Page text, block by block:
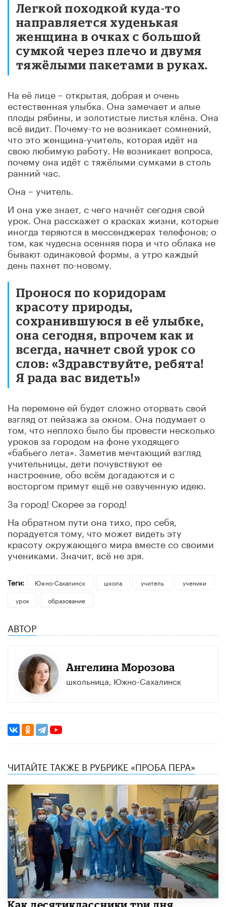
Легкой походкой куда-то
направляется худенькая
женщина в очках с большой
сумкой через плечо и двумя
тяжёлыми пакетами в руках.
На её лице – открытая, добрая и очень
естественная улыбка. Она замечает и алые
плоды рябины, и золотистые листья клёна. Она
всё видит. Почему-то не возникает сомнений,
что это женщина-учитель, которая идёт на
свою любимую работу. Не возникает вопроса,
почему она идёт с тяжёлыми сумками в столь
ранний час.
Она – учитель.
И она уже знает, с чего начнёт сегодня свой
урок. Она расскажет о красках жизни, которые
иногда теряются в мессенджерах телефонов; о
том, как чудесна осенняя пора и что облака не
бывают одинаковой формы, а утро каждый
день пахнет по-новому.
Пронося по коридорам
красоту природы,
сохранившуюся в её улыбке,
она сегодня, впрочем как и
всегда, начнет свой урок со
слов: «Здравствуйте, ребята!
Я рада вас видеть!»
На перемене ей будет сложно оторвать свой
взгляд от пейзажа за окном. Она подумает о
том, что неплохо было бы провести несколько
уроков за городом на фоне уходящего
«бабьего лета». Заметив мечтающий взгляд
учительницы, дети почувствуют ее
настроение, обо всём догадаются и с
восторгом примут ещё не озвученную идею.
За город! Скорее за город!
На обратном пути она тихо, про себя,
порадуется тому, что может видеть эту
красоту окружающего мира вместе со своими
учениками. Значит, всё не зря.
Теги: Южно-Сахалинск школа учитель
ученики
урок
образование
АВТОР
Ангелина Морозова
школьница, Южно-Сахалинск
ЧИТАЙТЕ ТАКЖЕ В РУБРИКЕ «ПРОБА ПЕРА»
Как десятиклассники три дня